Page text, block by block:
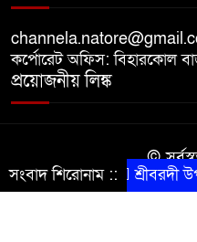
কর্পোরেট অফিস: বিহারকোল
প্রয়োজনীয় লিঙ্ক
©
কারিগরি
সংবাদ শিরোনাম ::শ্রীবরদী